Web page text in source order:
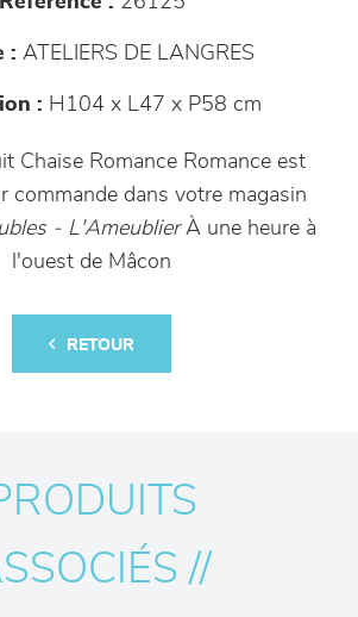
: ATELIERS DE LANGRES
: H104 x L47 x P58 cm
Chaise Romance Romance est
commande dans votre magasin
- L'AmeublierÀ une heure à
l'ouest de Mâcon
RETOUR
//